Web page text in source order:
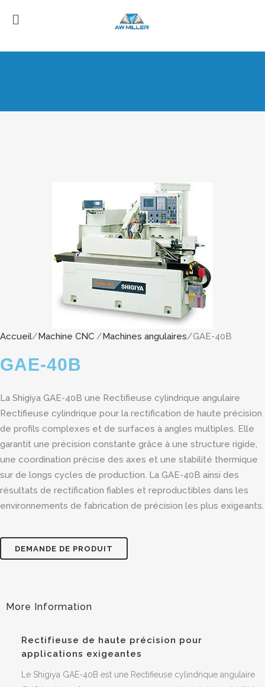
Accueil/Machine CNC /Machines angulaires/GAE-40B
GAE-40B
La Shigiya GAE-40B une Rectifieuse cylindrique angulaire
Rectifieuse cylindrique pour la rectification de haute précision
de profils complexes et de surfaces à angles multiples. Elle
garantit une précision constante grâce à une structure rigide,
une coordination précise des axes et une stabilité thermique
sur de longs cycles de production. La GAE-40B ainsi des
résultats de rectification fiables et reproductibles dans les
environnements de fabrication de précision les plus exigeants.
DEMANDE DE PRODUIT
Rectifieuse de haute précision pour
applications exigeantes
Le Shigiya GAE-40B est une Rectifieuse cylindrique angulaire